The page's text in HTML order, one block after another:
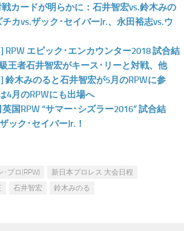
カードが明らかに：石井智宏vs.鈴木みの
カvs.ザック･セイバーJr.、永田裕志vs.ウ
RPW エピック･エンカウンター2018 試合結
王者石井智宏がキース･リーと対戦、他
鈴木みのると石井智宏が5月のRPWに参
4月のRPWにも出場へ
国RPW “サマー･シズラー2016” 試合結
ック･セイバーJr.！
プロ(RPW)
新日本プロレス 大会日程
石井智宏 鈴木みのる